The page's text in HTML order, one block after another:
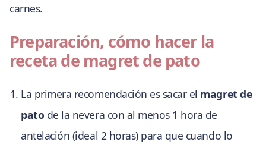
carnes.
Preparación, cómo hacer la
receta de magret de pato
La primera recomendación es sacar el magret de
pato de la nevera con al menos 1 hora de
antelación (ideal 2 horas) para que cuando lo